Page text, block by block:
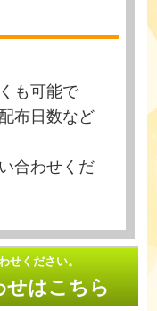
も可能で
布日数など
合わせくだ
せください。
せはこちら